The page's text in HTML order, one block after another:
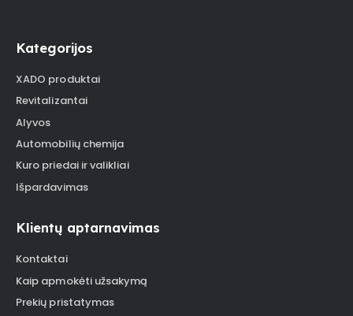
Kategorijos
XADO produktai
Revitalizantai
Alyvos
Automobilių chemija
Kuro priedai ir valikliai
Išpardavimas
Klientų aptarnavimas
Kontaktai
Kaip apmokėti užsakymą
Prekių pristatymas